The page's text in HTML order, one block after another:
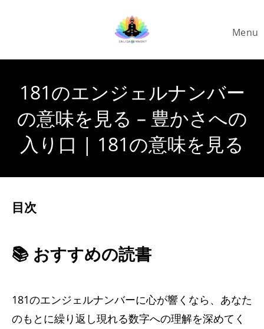
Menu
181のエンジェルナンバー
の意味を見る – 豊かさへの
入り口 | 181の意味を見る
目次
📚 おすすめの読書
181のエンジェルナンバーに心が響くなら、あなた
のもとに繰り返し現れる数字への理解を深めてく